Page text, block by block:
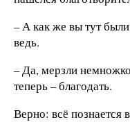
– А как же вы тут
ведь.
– Да, мерзли
теперь – благодать.
Верно: всё познается